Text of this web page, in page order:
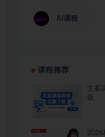
AI课程
课程推荐
文案
载
2026